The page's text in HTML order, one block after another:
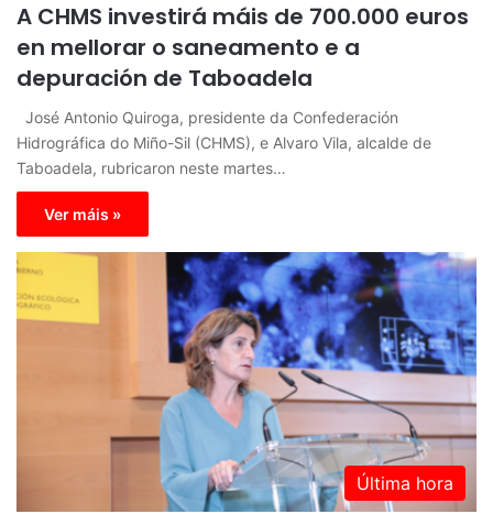
A CHMS investirá máis de 700.000 euros
en mellorar o saneamento e a
depuración de Taboadela
José Antonio Quiroga, presidente da Confederación
Hidrográfica do Miño-Sil (CHMS), e Alvaro Vila, alcalde de
Taboadela, rubricaron neste martes…
Ver máis »
Última hora